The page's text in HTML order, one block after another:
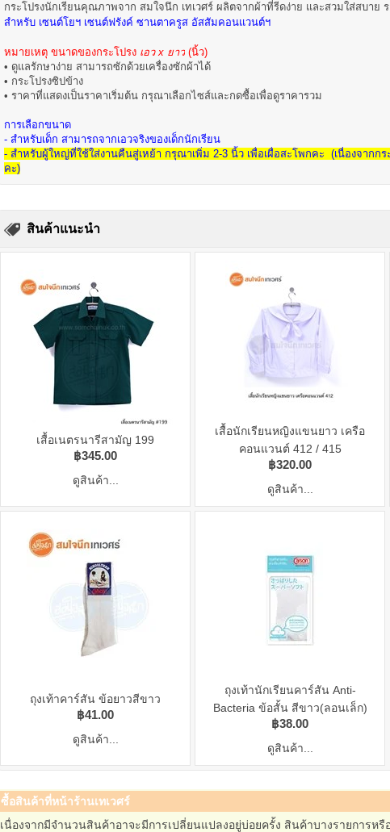
กระโปรงนักเรียนคุณภาพจาก สมใจนึก เทเวศร์ ผลิตจากผ้าที่รีดง่าย และสวมใส่สบาย
สำหรับ เซนต์โยฯ เซนต์ฟรังค์ ซานตาครูส อัสสัมคอนแวนต์ฯ
หมายเหตุ ขนาดของกระโปรง เอว x ยาว (นิ้ว)
• ดูแลรักษาง่าย สามารถซักด้วยเครื่องซักผ้าได้
• กระโปรงซิปข้าง
• ราคาที่แสดงเป็นราคาเริ่มต้น กรุณาเลือกไซส์และกดซื้อเพื่อดูราคารวม
การเลือกขนาด
- สำหรับเด็ก สามารถจากเอวจริงของเด็กนักเรียน
- สำหรับผู้ใหญ่ที่ใช้ใส่งานคืนสู่เหย้า กรุณาเพิ่ม 2-3 นิ้ว เพื่อเผื่อสะโพกคะ (เนื่องจากกร
คะ)
สินค้าแนะนำ
เสื้อเนตรนารีสามัญ 199
฿345.00
ดูสินค้า...
เสื้อนักเรียนหญิงแขนยาว เครือ
คอนแวนต์ 412 / 415
฿320.00
ดูสินค้า...
ถุงเท้าคาร์สัน ข้อยาวสีขาว
฿41.00
ดูสินค้า...
ถุงเท้านักเรียนคาร์สัน Anti-
Bacteria ข้อสั้น สีขาว(ลอนเล็ก)
฿38.00
ดูสินค้า...
ซื้อสินค้าที่หน้าร้านเทเวศร์
เนื่องจากมีจำนวนสินค้าอาจะมีการเปลี่ยนแปลงอยู่บ่อยครั้ง สินค้าบางรายการ